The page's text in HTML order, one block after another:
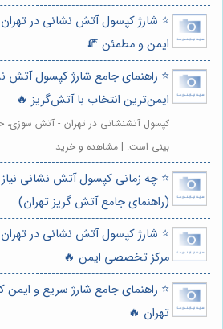
⭐️ شارژ کپسول آتش نشانی در
ایمن و مطمئن 🧯
⭐️ راهنمای جامع شارژ کپسول آتش
ایمن‌ترین انتخاب با آتش‌گریز 🔥
کپسول آتشنشانی در تهران - آتش سوزی،
بینی است. | مشاهده و خرید
⭐️ چه زمانی کپسول آتش نشانی
(راهنمای جامع آتش گریز تهران)
⭐️ شارژ کپسول آتش نشانی در
مرکز تخصصی ایمن 🔥
⭐️ راهنمای جامع شارژ سریع و
تهران 🔥